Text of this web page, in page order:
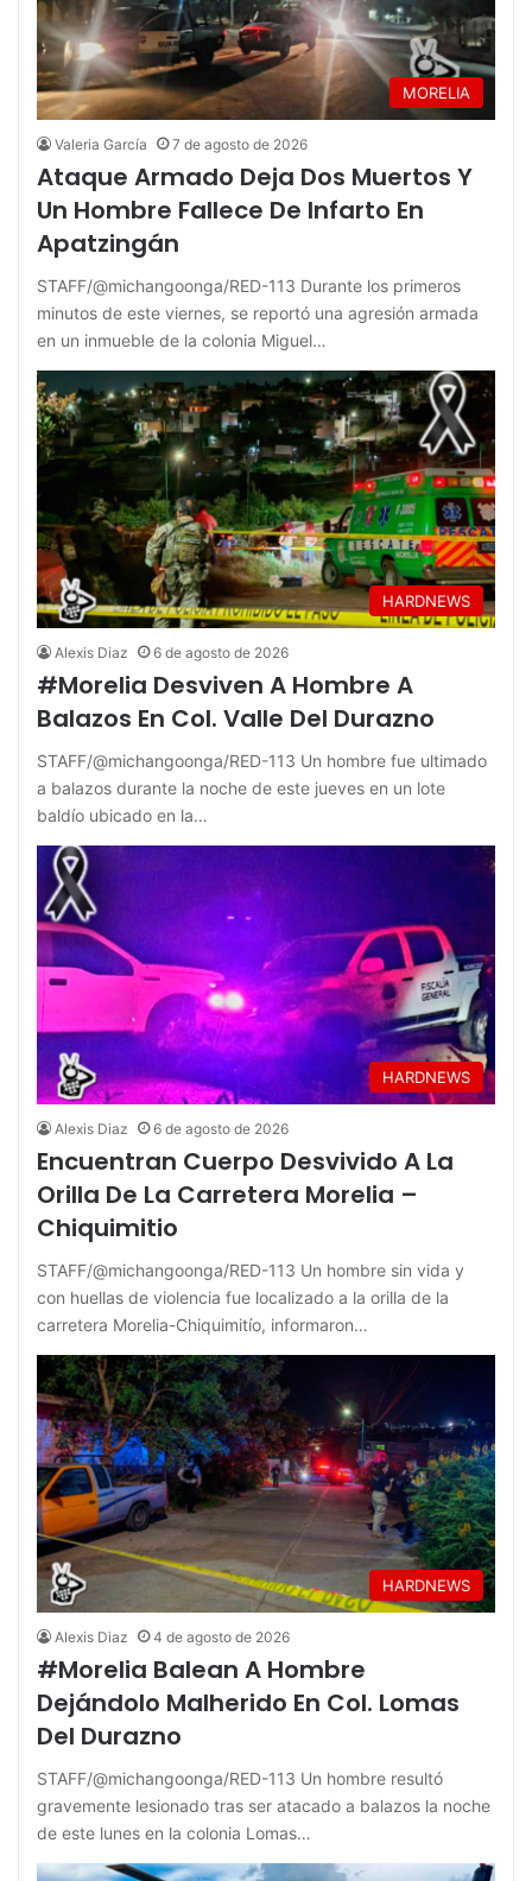
MORELIA
Valeria García 7 de agosto de 2026
Ataque Armado Deja Dos Muertos Y
Un Hombre Fallece De Infarto En
Apatzingán
STAFF/@michangoonga/RED-113 Durante los primeros
minutos de este viernes, se reportó una agresión armada
en un inmueble de la colonia Miguel…
HARDNEWS
Alexis Diaz 6 de agosto de 2026
#Morelia Desviven A Hombre A
Balazos En Col. Valle Del Durazno
STAFF/@michangoonga/RED-113 Un hombre fue ultimado
a balazos durante la noche de este jueves en un lote
baldío ubicado en la…
HARDNEWS
Alexis Diaz 6 de agosto de 2026
Encuentran Cuerpo Desvivido A La
Orilla De La Carretera Morelia –
Chiquimitio
STAFF/@michangoonga/RED-113 Un hombre sin vida y
con huellas de violencia fue localizado a la orilla de la
carretera Morelia-Chiquimitío, informaron…
HARDNEWS
Alexis Diaz 4 de agosto de 2026
#Morelia Balean A Hombre
Dejándolo Malherido En Col. Lomas
Del Durazno
STAFF/@michangoonga/RED-113 Un hombre resultó
gravemente lesionado tras ser atacado a balazos la noche
de este lunes en la colonia Lomas…